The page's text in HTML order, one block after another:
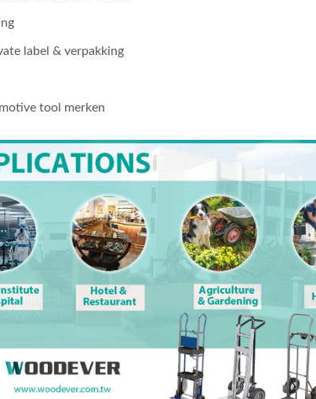
label & verpakking
tool merken